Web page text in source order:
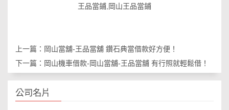
上一篇： 岡山當舖-王品當舖 鑽石典當借款好方便！
下一篇： 岡山機車借款-岡山當舖-王品當舖 有行照就輕鬆借！
公司名片